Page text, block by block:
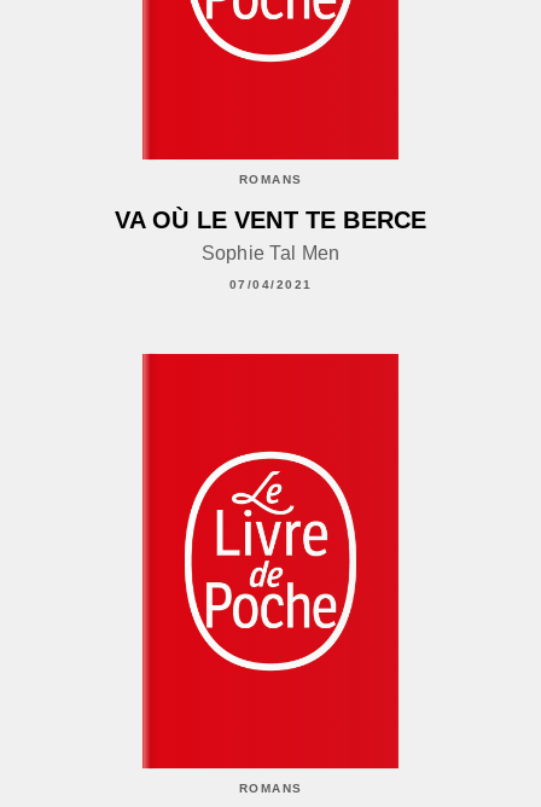
ROMANS
VA OÙ LE VENT TE BERCE
Sophie Tal Men
07/04/2021
ROMANS